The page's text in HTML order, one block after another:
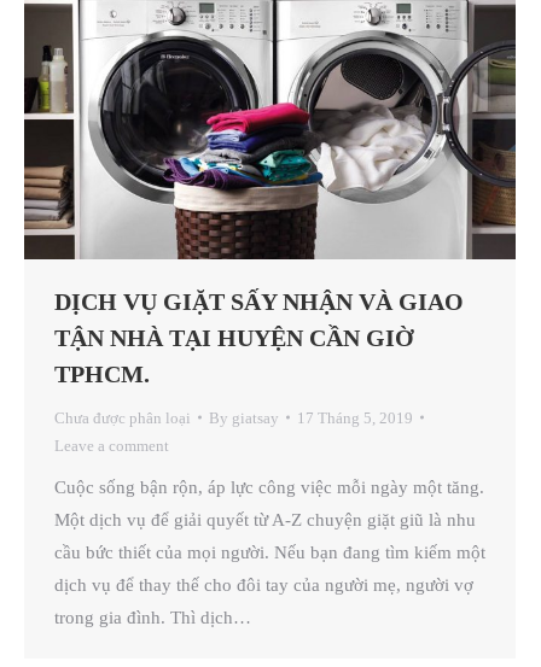
DỊCH VỤ GIẶT SẤY NHẬN VÀ GIAO
TẬN NHÀ TẠI HUYỆN CẦN GIỜ
TPHCM.
Chưa được phân loại By giatsay
17 Tháng 5, 2019
Leave a comment
Cuộc sống bận rộn, áp lực công việc mỗi ngày một tăng.
Một dịch vụ để giải quyết từ A-Z chuyện giặt giũ là nhu
cầu bức thiết của mọi người. Nếu bạn đang tìm kiếm một
dịch vụ để thay thế cho đôi tay của người mẹ, người vợ
trong gia đình. Thì dịch…